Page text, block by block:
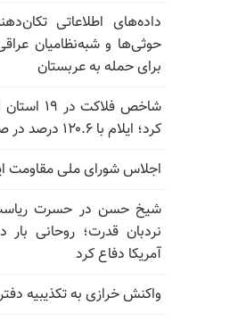
داده‌های اطلاعاتی
حوثی‌ها و شبه‌نظامیان
برای حمله به عربستان
کرد؛ ایلام با ۱۲۰.۶ درصد در صدر
اجلاس شورای ملی مقاومت
شیخ حسن در حسرت ریاست
نردبان قدرت؛ روحانی بار
آمریکا دفاع کرد
واکنش خرازی به تکذیبیه